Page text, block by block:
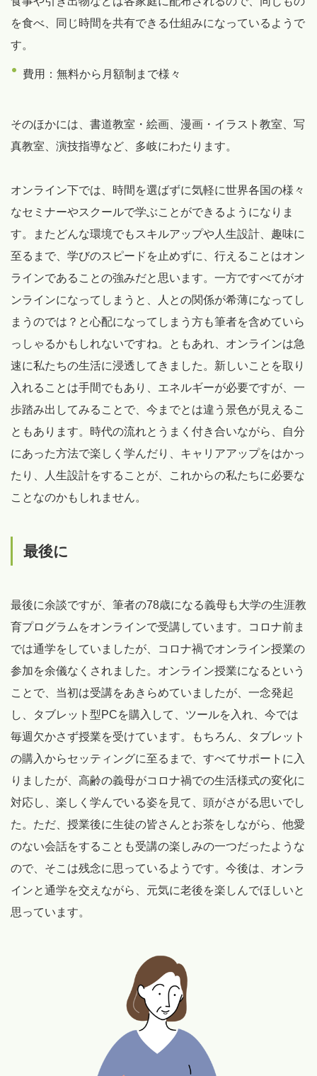
を食べ、同じ時間を共有できる仕組みになっているようで
す。
費用：無料から月額制まで様々
そのほかには、書道教室・絵画、漫画・イラスト教室、写
真教室、演技指導など、多岐にわたります。
オンライン下では、時間を選ばずに気軽に世界各国の様々
なセミナーやスクールで学ぶことができるようになりま
す。またどんな環境でもスキルアップや人生設計、趣味に
至るまで、学びのスピードを止めずに、行えることはオン
ラインであることの強みだと思います。一方ですべてがオ
ンラインになってしまうと、人との関係が希薄になってし
まうのでは？と心配になってしまう方も筆者を含めていら
っしゃるかもしれないですね。ともあれ、オンラインは急
速に私たちの生活に浸透してきました。新しいことを取り
入れることは手間でもあり、エネルギーが必要ですが、一
歩踏み出してみることで、今までとは違う景色が見えるこ
ともあります。時代の流れとうまく付き合いながら、自分
にあった方法で楽しく学んだり、キャリアアップをはかっ
たり、人生設計をすることが、これからの私たちに必要な
ことなのかもしれません。
最後に
最後に余談ですが、筆者の78歳になる義母も大学の生涯教
育プログラムをオンラインで受講しています。コロナ前ま
では通学をしていましたが、コロナ禍でオンライン授業の
参加を余儀なくされました。オンライン授業になるという
ことで、当初は受講をあきらめていましたが、一念発起
し、タブレット型PCを購入して、ツールを入れ、今では
毎週欠かさず授業を受けています。もちろん、タブレット
の購入からセッティングに至るまで、すべてサポートに入
りましたが、高齢の義母がコロナ禍での生活様式の変化に
対応し、楽しく学んでいる姿を見て、頭がさがる思いでし
た。ただ、授業後に生徒の皆さんとお茶をしながら、他愛
のない会話をすることも受講の楽しみの一つだったような
ので、そこは残念に思っているようです。今後は、オンラ
インと通学を交えながら、元気に老後を楽しんでほしいと
思っています。